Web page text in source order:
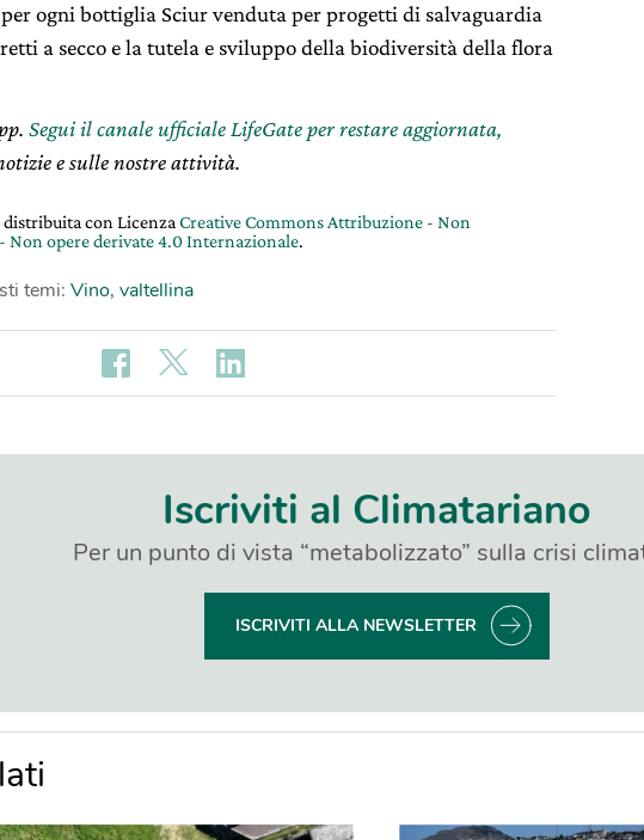
ogni bottiglia Sciur venduta per progetti di salvaguardia
a secco e la tutela e sviluppo della biodiversità della flora
Segui il canale ufficiale LifeGate per restare aggiornata,
e sulle nostre attività.
distribuita con Licenza Creative Commons Attribuzione - Non
Non opere derivate 4.0 Internazionale.
temi: Vino, valtellina
Iscriviti al Climatariano
Per un punto di vista “metabolizzato” sulla crisi
ISCRIVITI ALLA NEWSLETTER